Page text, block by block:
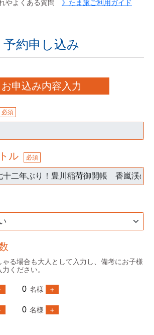
やよくある質問 》たま旅ご利用ガイド
予約申し込み
お申込み内容入力
必須
ル 必須
る場合も大人として入力し、備考にお子様
ください。
名様
名様